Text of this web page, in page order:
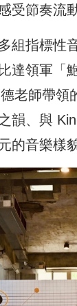
受節奏流
組指標性
達領軍「
老師帶
韻、與
的音樂樣貌